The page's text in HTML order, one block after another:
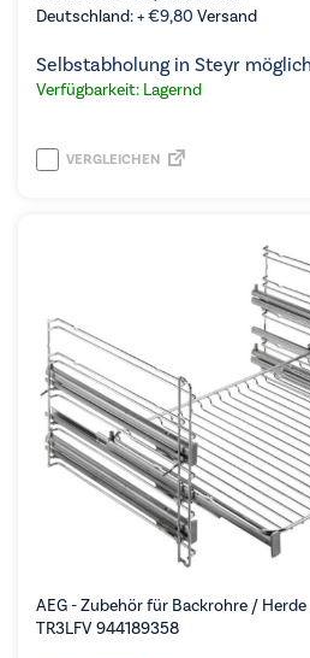
Deutschland: +€9,80 Versand
Selbstabholung in Steyr möglich
Verfügbarkeit: Lagernd
VERGLEICHEN
AEG - Zubehör für Backrohre /
TR3LFV 944189358